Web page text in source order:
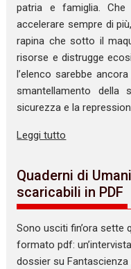
patria e famiglia. Che
accelerare sempre di
rapina che sotto il
risorse e distrugge
l’elenco sarebbe
smantellamento della
sicurezza e la
Leggi tutto
Quaderni di
scaricabili in PDF
Sono usciti fin’ora sette
formato pdf:
dossier su